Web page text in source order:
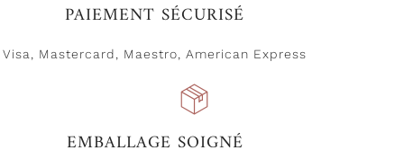
PAIEMENT SÉCURISÉ
Visa, Mastercard, Maestro, American Express
EMBALLAGE SOIGNÉ